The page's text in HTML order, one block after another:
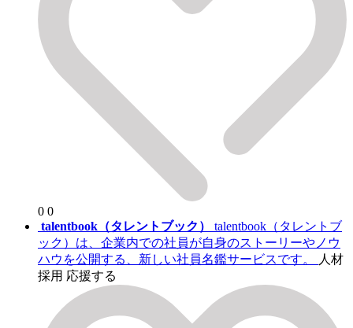
0 0
talentbook（タレントブック）
talentbook（タレントブ
ック）は、企業内での社員が自身のストーリーやノウ
ハウを公開する、新しい社員名鑑サービスです。
人材
採用 応援する